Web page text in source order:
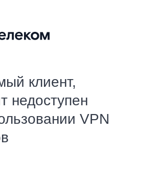
клиент,
недоступен
VPN